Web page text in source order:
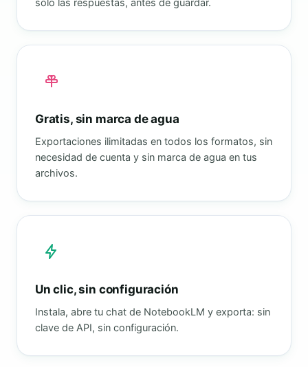
solo las respuestas, antes de guardar.
Gratis, sin marca de agua
Exportaciones ilimitadas en todos los formatos, sin
necesidad de cuenta y sin marca de agua en tus
archivos.
Un clic, sin configuración
Instala, abre tu chat de NotebookLM y exporta: sin
clave de API, sin configuración.